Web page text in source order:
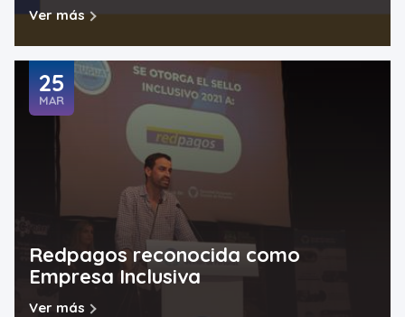
Ver más
Redpagos reconocida como
Empresa Inclusiva
Ver más
25
MAR